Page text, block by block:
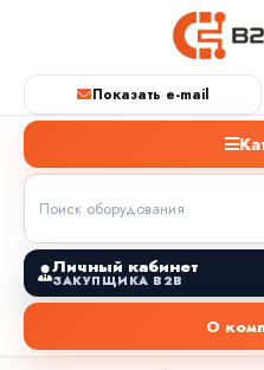
Показать e-mail
Личный кабинет
ЗАКУПЩИКА B2B
О